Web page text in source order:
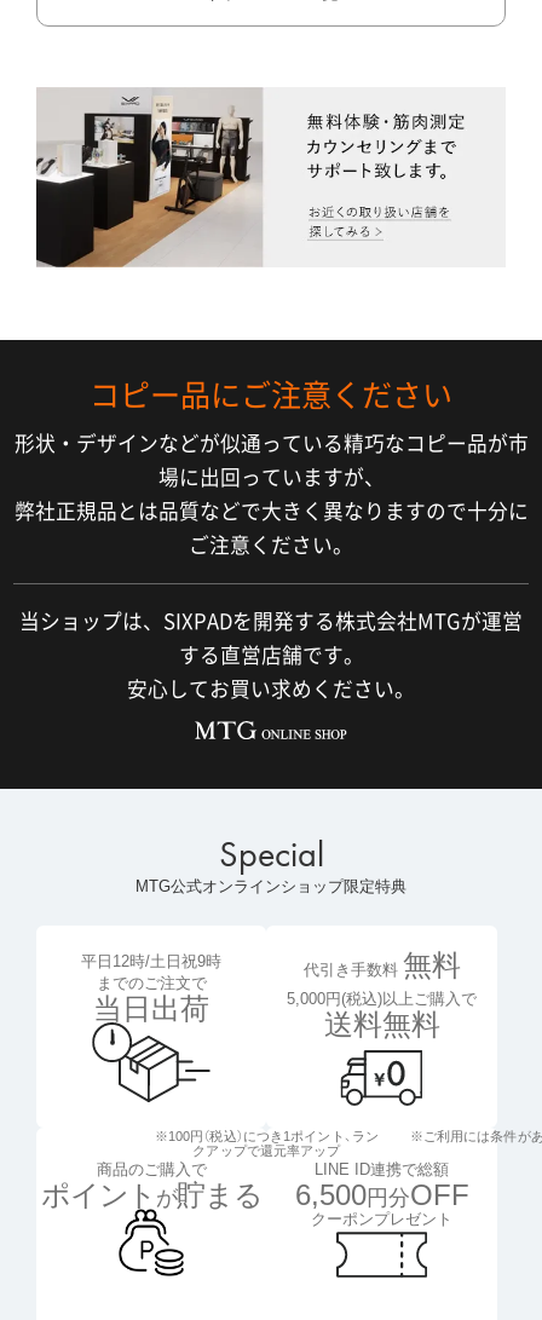
コピー品にご注意ください
形状・デザインなどが似通っている精巧なコピー品が市
場に出回っていますが、
弊社正規品とは品質などで大きく異なりますので十分に
ご注意ください。
当ショップは、SIXPADを開発する株式会社MTGが運営
する直営店舗です。
安心してお買い求めください。
Special
MTG公式オンラインショップ限定特典
平日12時/土日祝9時
までのご注文で
当日出荷
代引き手数料 無料
5,000円(税込)以上ご購入で
送料無料
商品のご購入で
ポイント が貯まる
※100円（税込）につき1ポイント、 ラン
クアップで還元率アップ
LINE ID連携で総額
6,500円分OFF
クーポンプレゼント
※ご利用には条件が